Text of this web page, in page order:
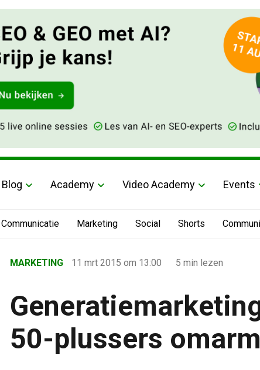
Blog Academy Video Academy Events
Marketing Social Shorts
›
›
›
MARKETING 11 mrt 2015 om 13:00 5 min lezen
50-plussers